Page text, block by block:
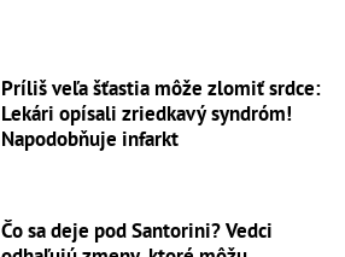
Príliš veľa šťastia môže zlomiť srdce:
Lekári opísali zriedkavý syndróm!
Napodobňuje infarkt
Čo sa deje pod Santorini? Vedci